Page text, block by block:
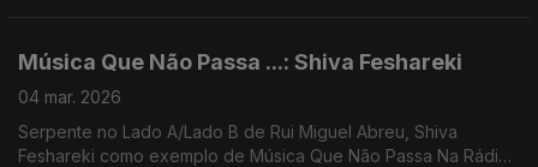
Música Que Não Passa ...: Shiva Feshareki
04 mar. 2026
Serpente no Lado A/Lado B de Rui Miguel Abreu, Shiva
Feshareki como exemplo de Música Que Não Passa Na Rádio.